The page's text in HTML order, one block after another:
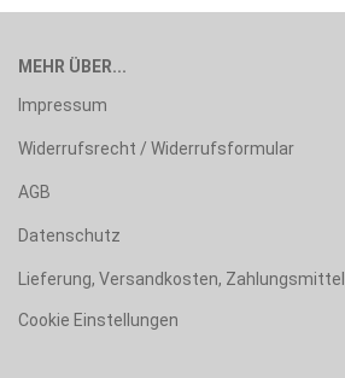
MEHR ÜBER...
Impressum
Widerrufsrecht / Widerrufsformular
AGB
Datenschutz
Lieferung, Versandkosten, Zahlungsmittel
Cookie Einstellungen